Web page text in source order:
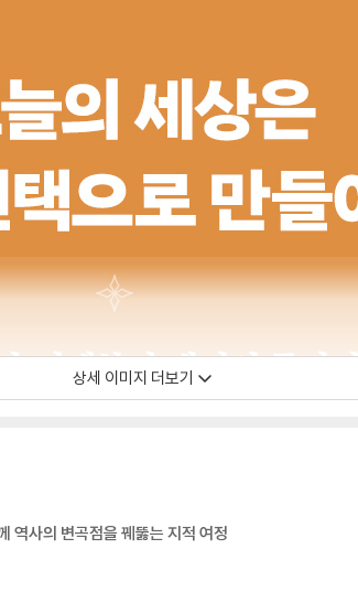
상세 이미지 더보기
역사의 변곡점을 꿰뚫는 지적 여정